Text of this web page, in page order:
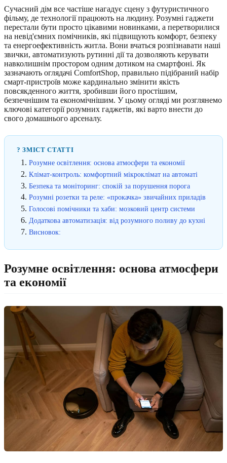
Сучасний дім все частіше нагадує сцену з футуристичного
фільму, де технології працюють на людину. Розумні гаджети
перестали бути просто цікавими новинками, а перетворилися
на невід'ємних помічників, які підвищують комфорт, безпеку
та енергоефективність житла. Вони вчаться розпізнавати наші
звички, автоматизують рутинні дії та дозволяють керувати
навколишнім простором одним дотиком на смартфоні. Як
зазначають оглядачі ComfortShop, правильно підібраний набір
смарт-пристроїв може кардинально змінити якість
повсякденного життя, зробивши його простішим,
безпечнішим та економічнішим. У цьому огляді ми розглянемо
ключові категорії розумних гаджетів, які варто внести до
свого домашнього арсеналу.
? ЗМІСТ СТАТТІ
Розумне освітлення: основа атмосфери та економії
Клімат-контроль: комфортний мікроклімат на автоматі
Безпека та моніторинг: спокій за порушення порога
Розумні розетки та реле: «прокачка» звичайних приладів
Голосові помічники та хаби: мозковий центр системи
Додаткова автоматизація: від розумного поливу до кухні
Висновок:
Розумне освітлення: основа атмосфери
та економії